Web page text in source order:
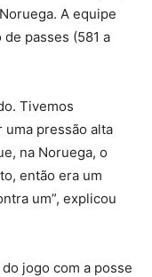
A equipe
passes (581 a
Tivemos
pressão alta
na Noruega, o
então era um
um”, explicou
jogo com a posse